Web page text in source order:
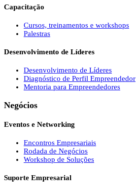
Capacitação
Cursos, treinamentos e workshops
Palestras
Desenvolvimento de Líderes
Desenvolvimento de Líderes
Diagnóstico de Perfil Empreendedor
Mentoria para Empreendedores
Negócios
Eventos e Networking
Encontros Empresariais
Rodada de Negócios
Workshop de Soluções
Suporte Empresarial